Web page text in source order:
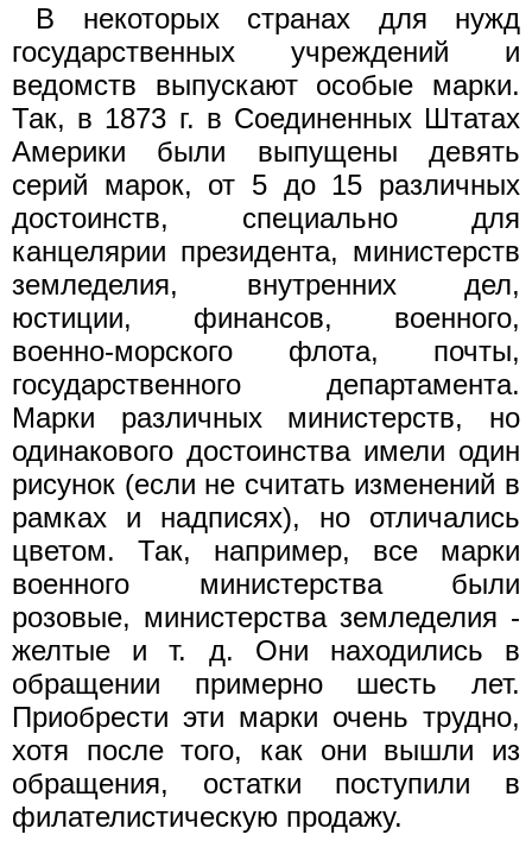
В некоторых странах для нужд
государственных учреждений и
ведомств выпускают особые марки.
Так, в 1873 г. в Соединенных Штатах
Америки были выпущены девять
серий марок, от 5 до 15 различных
достоинств, специально для
канцелярии президента, министерств
земледелия, внутренних дел,
юстиции, финансов, военного,
военно-морского флота, почты,
государственного департамента.
Марки различных министерств, но
одинакового достоинства имели один
рисунок (если не считать изменений в
рамках и надписях), но отличались
цветом. Так, например, все марки
военного министерства были
розовые, министерства земледелия -
желтые и т. д. Они находились в
обращении примерно шесть лет.
Приобрести эти марки очень трудно,
хотя после того, как они вышли из
обращения, остатки поступили в
филателистическую продажу.